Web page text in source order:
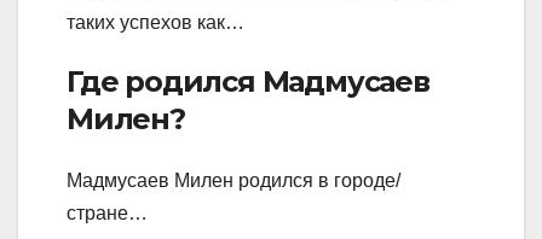
таких успехов как…
Где родился Мадмусаев
Милен?
Мадмусаев Милен родился в городе/
стране…